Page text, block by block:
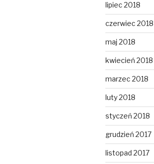
lipiec 2018
czerwiec 2018
maj 2018
kwiecień 2018
marzec 2018
luty 2018
styczeń 2018
grudzień 2017
listopad 2017